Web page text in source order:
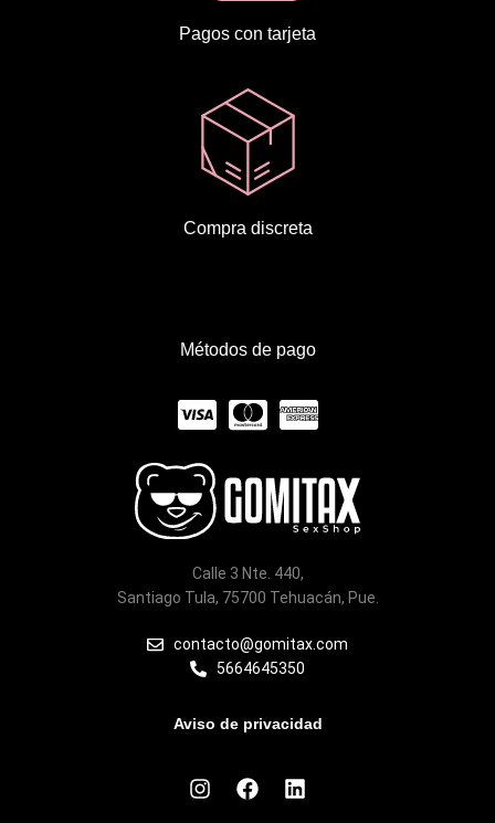
Pagos con tarjeta
Compra discreta
Métodos de pago
C
c
-
v
i
s
a
C
-
m
a
s
t
e
r
a
C
-
a
m
e
x
Calle 3 Nte. 440,
Santiago Tula, 75700 Tehuacán, Pue.
contacto@gomitax.com
5664645350
Aviso de privacidad
I
n
F
a
L
i